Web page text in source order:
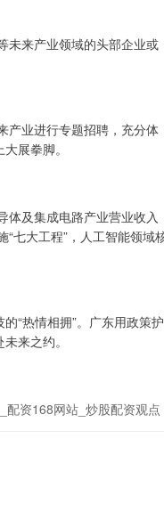
未来产业领域的头部企业或
产业进行专题招聘，充分体
展拳脚。
体及集成电路产业营业收入
七大工程”，人工智能领域
“热情相拥”。广东用政策护
来之约。
配资168网站_炒股配资观点